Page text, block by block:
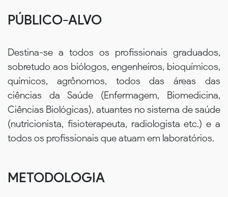
PÚBLICO-ALVO
Destina-se a todos os profissionais graduados,
sobretudo aos biólogos, engenheiros, bioquímicos,
químicos, agrônomos, todos das áreas das
ciências da Saúde (Enfermagem, Biomedicina,
Ciências Biológicas), atuantes no sistema de saúde
(nutricionista, fisioterapeuta, radiologista etc.) e a
todos os profissionais que atuam em laboratórios.
METODOLOGIA